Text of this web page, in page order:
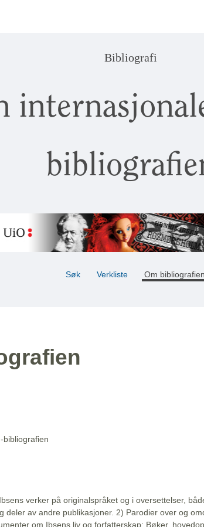
Bibliografi
Søk Verkliste Om
bibliografien
verker på originalspråket og i oversettelser,
deler av andre publikasjoner. 2) Parodier over og
om Ibsens liv og forfatterskap: Bøker,